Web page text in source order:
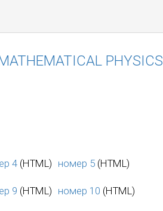
PHYSICS
4 (HTML) номер 5 (HTML)
9 (HTML) номер 10 (HTML)